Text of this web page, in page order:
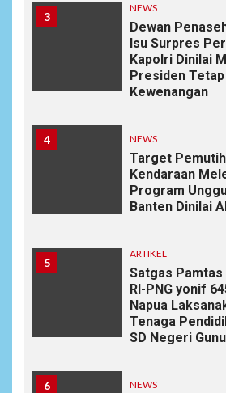
3
NEWS
Dewan
Isu Surpres
Kapolri Dinilai
Presiden
Kewenangan
4 NEWS
Target
Kendaraan
Program
Banten Dinilai
5
ARTIKEL
Satgas Pamtas
RI-PNG yonif
Napua
Tenaga
SD Negeri
6 NEWS